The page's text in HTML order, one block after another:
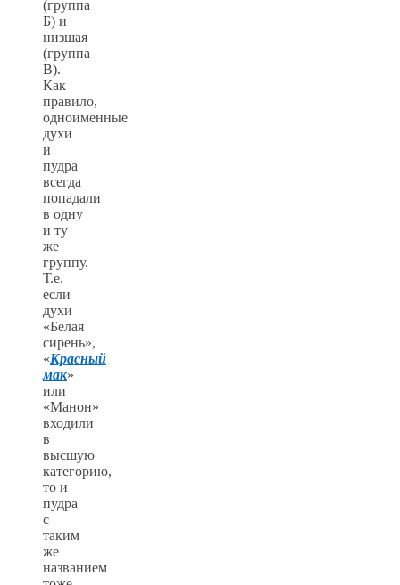
(группа
Б) и
низшая
(группа
В).
Как
правило,
одноименные
духи
и
пудра
всегда
попадали
в одну
и ту
же
группу.
Т.е.
если
духи
«Белая
сирень»,
«Красный
мак»
или
«Манон»
входили
в
высшую
категорию,
то и
пудра
с
таким
же
названием